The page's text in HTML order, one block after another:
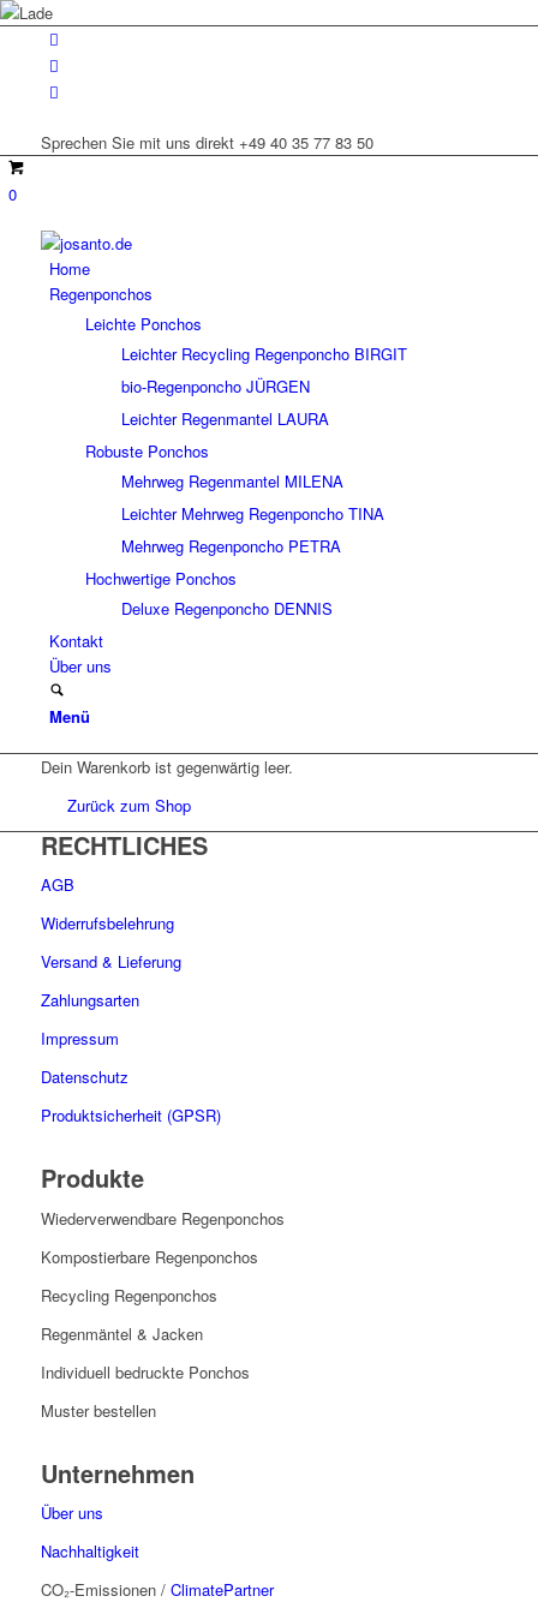
Sprechen Sie mit uns direkt +49 40 35 77 83 50
0
Home
Regenponchos
Leichte Ponchos
Leichter Recycling Regenponcho BIRGIT
bio-Regenponcho JÜRGEN
Leichter Regenmantel LAURA
Robuste Ponchos
Mehrweg Regenmantel MILENA
Leichter Mehrweg Regenponcho TINA
Mehrweg Regenponcho PETRA
Hochwertige Ponchos
Deluxe Regenponcho DENNIS
Kontakt
Über uns
Menü
Dein Warenkorb ist gegenwärtig leer.
Zurück zum Shop
RECHTLICHES
AGB
Widerrufsbelehrung
Versand & Lieferung
Zahlungsarten
Impressum
Datenschutz
Produktsicherheit (GPSR)
Produkte
Wiederverwendbare Regenponchos
Kompostierbare Regenponchos
Recycling Regenponchos
Regenmäntel & Jacken
Individuell bedruckte Ponchos
Muster bestellen
Unternehmen
Über uns
Nachhaltigkeit
CO₂-Emissionen / ClimatePartner